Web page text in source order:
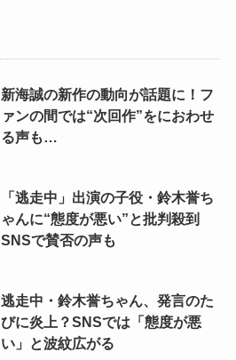
新海誠の新作の動向が話題に！フ
ァンの間では“次回作”をにおわせ
る声も…
「逃走中」出演の子役・鈴木誉ち
ゃんに“態度が悪い”と批判殺到
SNSで賛否の声も
逃走中・鈴木誉ちゃん、発言のた
びに炎上？SNSでは「態度が悪
い」と波紋広がる